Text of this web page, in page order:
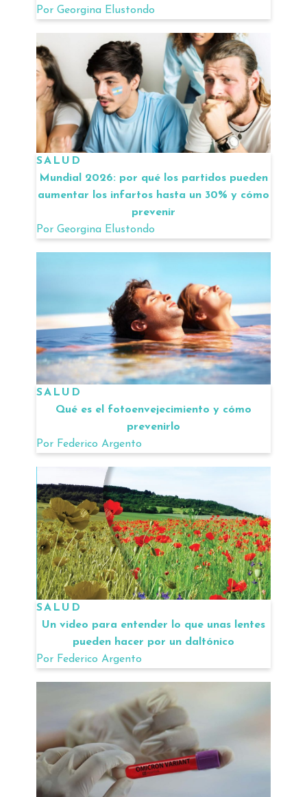
Por Georgina Elustondo
SALUD
Mundial 2026: por qué los partidos pueden
aumentar los infartos hasta un 30% y cómo
prevenir
Por Georgina Elustondo
SALUD
Qué es el fotoenvejecimiento y cómo
prevenirlo
Por Federico Argento
SALUD
Un video para entender lo que unas lentes
pueden hacer por un daltónico
Por Federico Argento